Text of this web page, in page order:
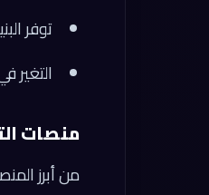
توفر
منصات
من أبرز